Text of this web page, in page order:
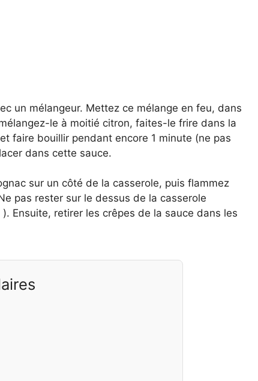
un mélangeur. Mettez ce mélange en feu, dans
le à moitié citron, faites-le frire dans la
faire bouillir pendant encore 1 minute (ne pas
dans cette sauce.
sur un côté de la casserole, puis flammez
pas rester sur le dessus de la casserole
Ensuite, retirer les crêpes de la sauce dans les